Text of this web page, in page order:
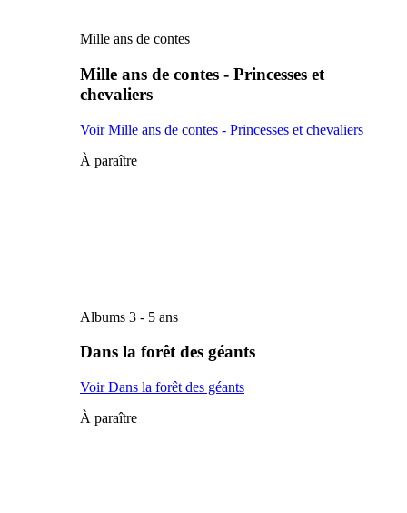
Mille ans de contes
Mille ans de contes - Princesses et
chevaliers
Voir Mille ans de contes - Princesses et chevaliers
À paraître
Albums 3 - 5 ans
Dans la forêt des géants
Voir Dans la forêt des géants
À paraître